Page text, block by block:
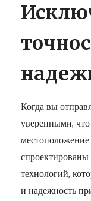
Когда вы
уверенными,
технологий,
и надежность